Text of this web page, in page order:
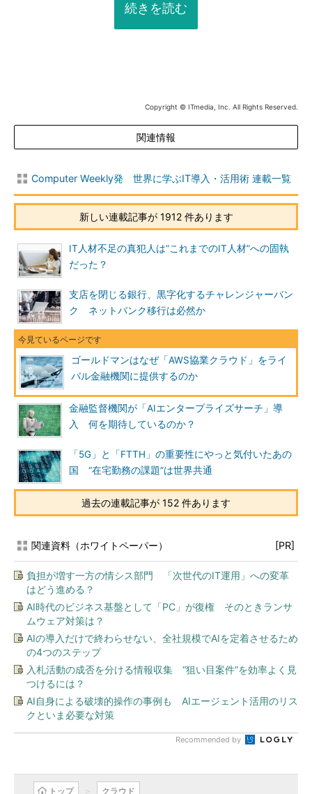
続きを読む
Copyright © ITmedia, Inc. All Rights Reserved.
関連情報
Computer Weekly発 世界に学ぶIT導入・活用術 連載一覧
新しい連載記事が 1912 件あります
IT人材不足の真犯人は“これまでのIT人材”への固執
だった？
支店を閉じる銀行、黒字化するチャレンジャーバン
ク ネットバンク移行は必然か
ゴールドマンはなぜ「AWS協業クラウド」をライ
バル金融機関に提供するのか
金融監督機関が「AIエンタープライズサーチ」導
入 何を期待しているのか？
「5G」と「FTTH」の重要性にやっと気付いたあの
国 “在宅勤務の課題”は世界共通
過去の連載記事が 152 件あります
関連資料（ホワイトペーパー） [PR]
負担が増す一方の情シス部門 「次世代のIT運用」への変革
はどう進める？
AI時代のビジネス基盤として「PC」が復権 そのときランサ
ムウェア対策は？
AIの導入だけで終わらせない、全社規模でAIを定着させるため
の4つのステップ
入札活動の成否を分ける情報収集 “狙い目案件”を効率よく見
つけるには？
AI自身による破壊的操作の事例も AIエージェント活用のリス
クといま必要な対策
Recommended by
トップ クラウド